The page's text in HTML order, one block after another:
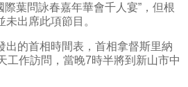
際葉問詠春嘉年華會千人宴”，但根
出席此項節目。
出的首相時間表，首相拿督斯里納
工作訪問，當晚7時半將到新山市中